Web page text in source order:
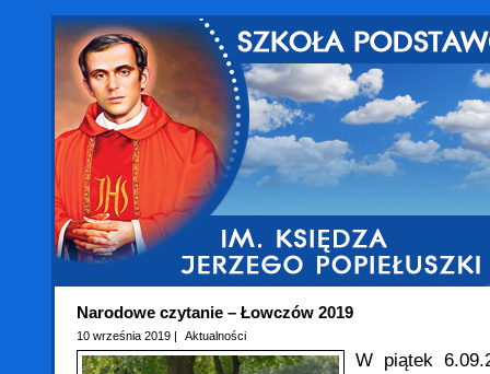
Narodowe czytanie – Łowczów 2019
10 września 2019 | Aktualności
W piątek